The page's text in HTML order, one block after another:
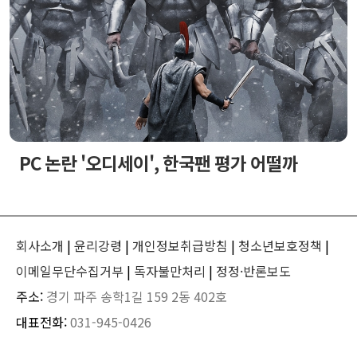
PC 논란 '오디세이', 한국팬 평가 어떨까
회사소개 | 윤리강령 | 개인정보취급방침 | 청소년보호정책 |
이메일무단수집거부 | 독자불만처리 | 정정·반론보도
주소: 경기 파주 송학1길 159 2동 402호
대표전화:031-945-0426